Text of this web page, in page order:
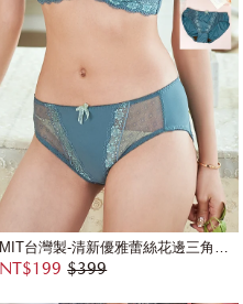
NT$199 $399